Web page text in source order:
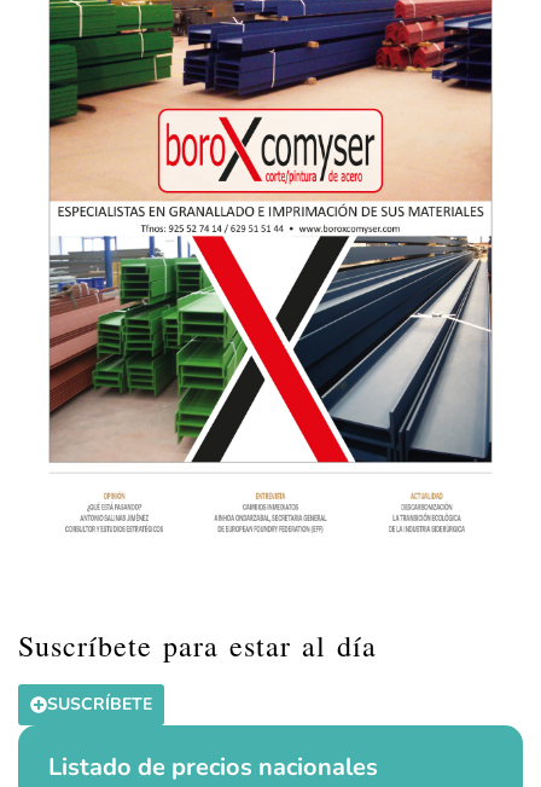
Suscríbete para estar al día
SUSCRÍBETE
Listado de precios nacionales